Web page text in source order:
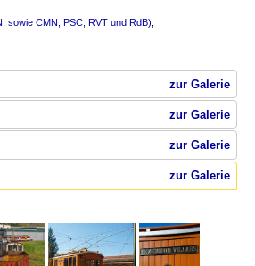
sowie CMN, PSC, RVT und RdB)
zur Galerie
zur Galerie
zur Galerie
zur Galerie